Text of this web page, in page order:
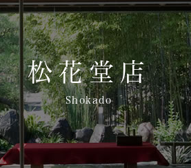
名古屋店
松花堂店
Shokado